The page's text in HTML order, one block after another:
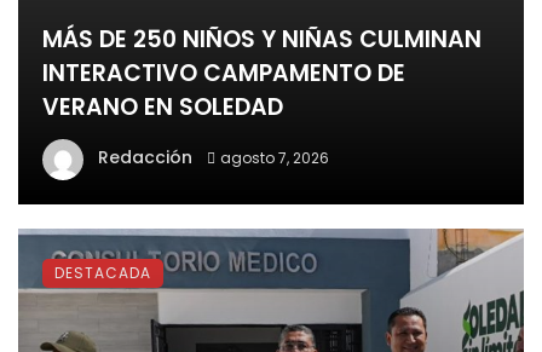
MÁS DE 250 NIÑOS Y NIÑAS CULMINAN
INTERACTIVO CAMPAMENTO DE
VERANO EN SOLEDAD
Redacción agosto 7, 2026
DESTACADA